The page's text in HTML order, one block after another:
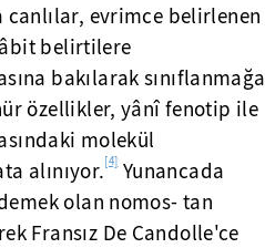
evrimce belirlenen
belirtilere
bakılarak sınıflanmağa
özellikler, yânî fenotip ile
molekül
alınıyor.[4]Yunancada
olan nomos- tan
Fransız De Candolle'ce